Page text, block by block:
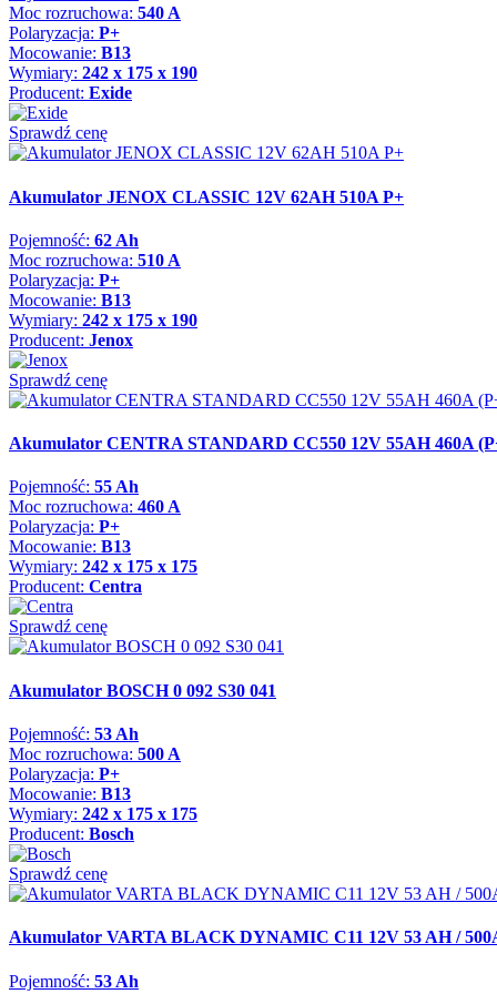
Moc rozruchowa: 540 A
Polaryzacja: P+
Mocowanie: B13
Wymiary: 242 x 175 x 190
Producent: Exide
Sprawdź cenę
Akumulator JENOX CLASSIC 12V 62AH 510A P+
Pojemność: 62 Ah
Moc rozruchowa: 510 A
Polaryzacja: P+
Mocowanie: B13
Wymiary: 242 x 175 x 190
Producent: Jenox
Sprawdź cenę
Akumulator CENTRA STANDARD CC550 12V 55AH 460A
Pojemność: 55 Ah
Moc rozruchowa: 460 A
Polaryzacja: P+
Mocowanie: B13
Wymiary: 242 x 175 x 175
Producent: Centra
Sprawdź cenę
Akumulator BOSCH 0 092 S30 041
Pojemność: 53 Ah
Moc rozruchowa: 500 A
Polaryzacja: P+
Mocowanie: B13
Wymiary: 242 x 175 x 175
Producent: Bosch
Sprawdź cenę
Akumulator VARTA BLACK DYNAMIC C11 12V 53 AH /
Pojemność: 53 Ah